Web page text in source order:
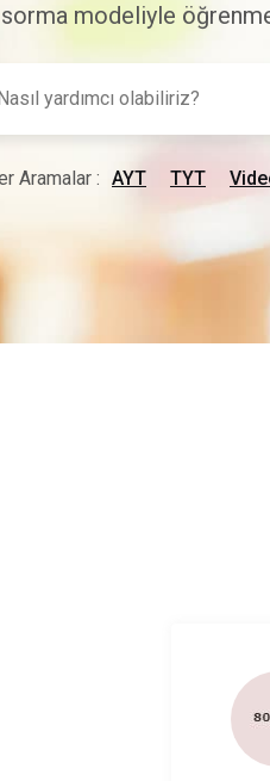
modeliyle
Aramalar : AYT TYT